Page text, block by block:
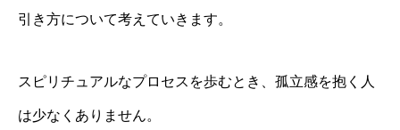
引き方について考えていきます。
スピリチュアルなプロセスを歩むとき、孤立感を抱く人
は少なくありません。